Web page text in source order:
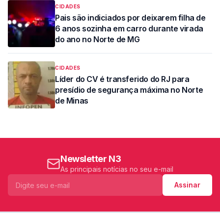
CIDADES
Pais são indiciados por deixarem filha de
6 anos sozinha em carro durante virada
do ano no Norte de MG
CIDADES
Líder do CV é transferido do RJ para
presídio de segurança máxima no Norte
de Minas
Newsletter N3
As principais notícias no seu e-mail
Assinar